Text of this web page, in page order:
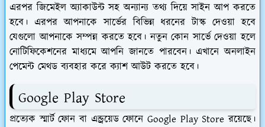
এরপর জিমেইল অ্যাকাউন্ট সহ অন্যান্য তথ্য দিয়ে সাইন আপ করতে
হবে। এরপর আপনাকে সার্ভের বিভিন্ন ধরনের টাস্ক দেওয়া হবে
যেগুলো আপনাকে সম্পন্ন করতে হবে। নতুন কোন সার্ভে দেওয়া হলে
নোটিফিকেশনের মাধ্যমে আপনি জানতে পারবেন। এখানে অনলাইন
পেমেন্ট মেথড ব্যবহার করে ক্যাশ আউট করতে হবে।
Google Play Store
প্রত্যেক স্মার্ট ফোন বা এন্ড্রয়েড ফোনে Google Play Store রয়েছে।